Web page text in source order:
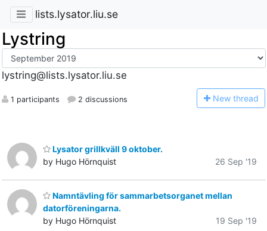
lists.lysator.liu.se
Lystring
lystring@lists.lysator.liu.se
1 participants 2 discussions New thread
Lysator grillkväll 9 oktober.
by Hugo Hörnquist
26 Sep '19
Namntävling för sammarbetsorganet mellan
datorföreningarna.
by Hugo Hörnquist
19 Sep '19